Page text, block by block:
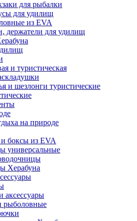
для рыбалки
для удилищ
из EVA
держатели для удилищ
и туристическая
и шезлонги туристические
на природе
боксы из EVA
универсальные
Херабуна
аксессуары
рыболовные